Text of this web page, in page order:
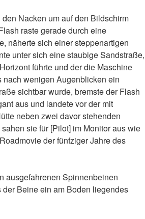
Nacken um auf den Bildschirm
raste gerade durch eine
näherte sich einer steppenartigen
unter sich eine staubige Sandstraße,
führte und der die Maschine
wenigen Augenblicken ein
sichtbar wurde, bremste der Flash
aus und landete vor der mit
neben zwei davor stehenden
sie für [Pilot] im Monitor aus wie
der fünfziger Jahre des
ausgefahrenen Spinnenbeinen
der Beine ein am Boden liegendes